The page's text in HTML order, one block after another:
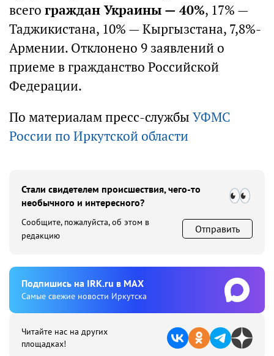
всего граждан Украины — 40%, 17% —
Таджикистана, 10% — Кыргызстана, 7,8%-
Армении. Отклонено 9 заявлений о
приеме в гражданство Российской
Федерации.
По материалам пресс-службы УФМС
России по Иркутской области
Стали свидетелем происшествия, чего-то
необычного и интересного?
Сообщите, пожалуйста, об этом в
редакцию
Отправить
Подпишиcь на IRK.ru в MAX
Cамые свежие новости Иркутска
Читайте нас на других
площадках!